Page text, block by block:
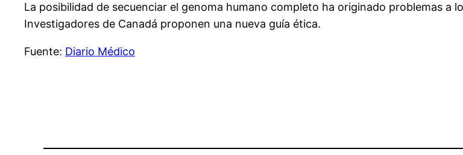
La posibilidad de secuenciar el genoma humano completo ha originado problemas a
Investigadores de Canadá proponen una nueva guía ética.
Fuente: Diario Médico